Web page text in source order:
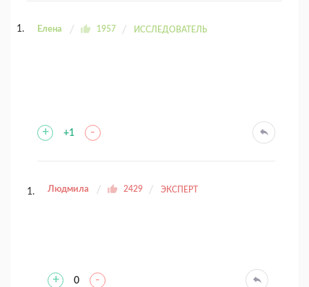
Елена 1957 ИССЛЕДОВАТЕЛЬ
+ +1 -
Людмила 2429 ЭКСПЕРТ
+ 0 -